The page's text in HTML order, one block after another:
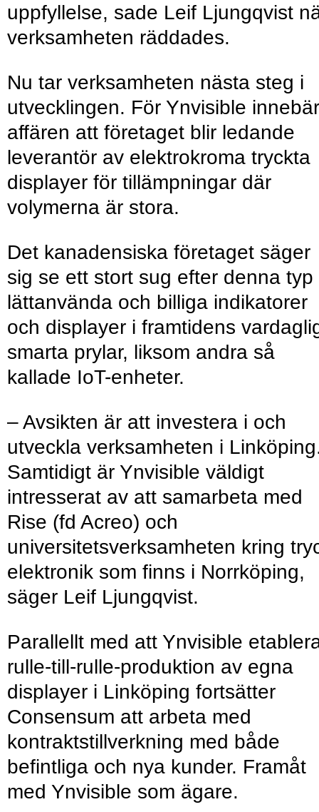
uppfyllelse, sade Leif Ljungqvist
verksamheten räddades.
Nu tar verksamheten nästa steg i
utvecklingen. För Ynvisible innebär
affären att företaget blir ledande
leverantör av elektrokroma tryckta
displayer för tillämpningar där
volymerna är stora.
Det kanadensiska företaget säger
sig se ett stort sug efter denna typ
lättanvända och billiga indikatorer
och displayer i framtidens
smarta prylar, liksom andra så
kallade IoT-enheter.
– Avsikten är att investera i och
utveckla verksamheten i
Samtidigt är Ynvisible väldigt
intresserat av att samarbeta med
Rise (fd Acreo) och
universitetsverksamheten kring
elektronik som finns i Norrköping,
säger Leif Ljungqvist.
Parallellt med att Ynvisible
rulle-till-rulle-produktion av egna
displayer i Linköping fortsätter
Consensum att arbeta med
kontraktstillverkning med både
befintliga och nya kunder. Framåt
med Ynvisible som ägare.